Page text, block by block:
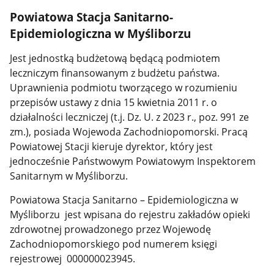
Powiatowa Stacja Sanitarno-
Epidemiologiczna w Myśliborzu
Jest jednostką budżetową będącą podmiotem
leczniczym finansowanym z budżetu państwa.
Uprawnienia podmiotu tworzącego w rozumieniu
przepisów ustawy z dnia 15 kwietnia 2011 r. o
działalności leczniczej (t.j. Dz. U. z 2023 r., poz. 991 ze
zm.), posiada Wojewoda Zachodniopomorski. Pracą
Powiatowej Stacji kieruje dyrektor, który jest
jednocześnie Państwowym Powiatowym Inspektorem
Sanitarnym w Myśliborzu.
Powiatowa Stacja Sanitarno – Epidemiologiczna w
Myśliborzu jest wpisana do rejestru zakładów opieki
zdrowotnej prowadzonego przez Wojewodę
Zachodniopomorskiego pod numerem księgi
rejestrowej 000000023945.